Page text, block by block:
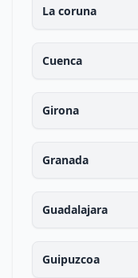
La coruna
Cuenca
Girona
Granada
Guadalajara
Guipuzcoa